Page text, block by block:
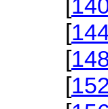
[
[
[
[